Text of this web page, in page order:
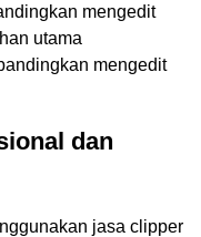
mengedit
utama
mengedit
dan
jasa clipper